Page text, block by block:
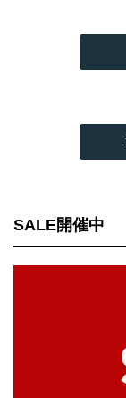
SALE開催中